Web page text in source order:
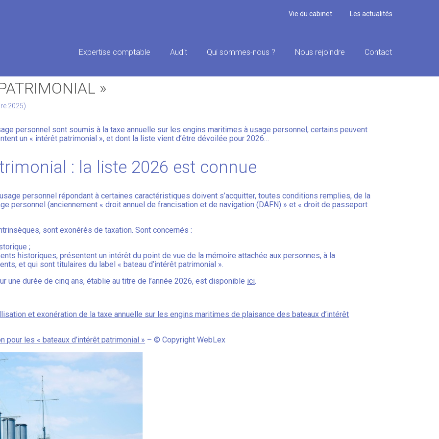
Vie du cabinet Les actualités
Expertise comptable Audit Qui sommes-nous ? Nous rejoindre Contact
»
2025)
personnel sont soumis à la taxe annuelle sur les engins maritimes à usage personnel, certains peuvent
un « intérêt patrimonial », et dont la liste vient d’être dévoilée pour 2026…
: la liste 2026 est connue
personnel répondant à certaines caractéristiques doivent s’acquitter, toutes conditions remplies, de la
personnel (anciennement « droit annuel de francisation et de navigation (DAFN) » et « droit de passeport
sont exonérés de taxation. Sont concernés :
;
historiques, présentent un intérêt du point de vue de la mémoire attachée aux personnes, à la
et qui sont titulaires du label « bateau d’intérêt patrimonial ».
une durée de cinq ans, établie au titre de l’année 2026, est disponible ici.
et exonération de la taxe annuelle sur les engins maritimes de plaisance des bateaux d’intérêt
pour les « bateaux d’intérêt patrimonial » – © Copyright WebLex